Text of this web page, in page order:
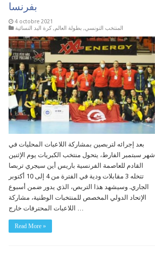
بفرنسا
4 octobre 2021
المنتخب التونسي, بطولة العالم,كرة اليد النسائية
بعد إجرائه لتربصين بمشاركة اللاعبات المحليات في
شهر سبتمبر الفارط، يتحول منتخب الكبريات يوم الإثنين
القادم للعاصمة الفرنسية باريس أين سيجري تربصا
تتخله 3 مقابلات ودية في الفترة من 4 إلى 10 أكتوبر
الجاري. وسيشهد هذا التربص، الذي يدور ضمن أسبوع
الإتحاد الدولي المخصص للمنتخبات الوطنية، مشاركة
اللاعبات المحترفات خارج …
Read More »